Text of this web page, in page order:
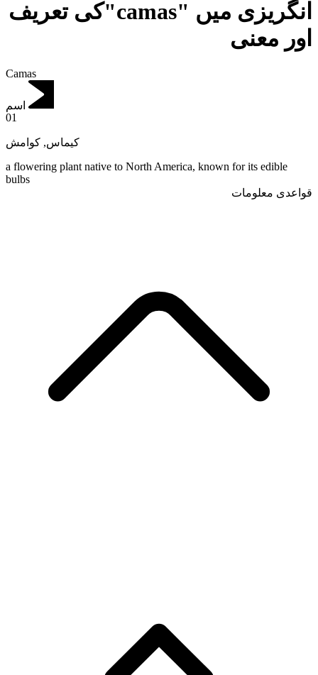
انگریزی میں "camas"کی تعریف
اور معنی
Camas
اسم
01
کیماس, کوامش
a flowering plant native to North America, known for its edible
bulbs
قواعدی معلومات